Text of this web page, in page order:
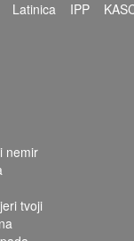
Latinica IPP
nemir
tvoji